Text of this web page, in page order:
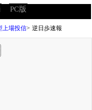
PC版
上場投信> 逆日歩速報